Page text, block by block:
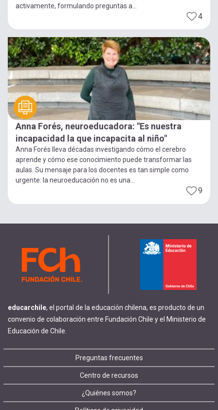
activamente, formulando preguntas a...
4
Anna Forés, neuroeducadora: "Es nuestra
incapacidad la que incapacita al niño"
Anna Forés lleva décadas investigando cómo el cerebro
aprende y cómo ese conocimiento puede transformar las
aulas. Su mensaje para los docentes es tan simple como
urgente: la neuroeducación no es una...
9
educarchile, el portal de la educación chilena, es producto de un
convenio de colaboración entre Fundación Chile y el Ministerio de
Educación de Chile.
Footer
menu
Preguntas frecuentes
Centro de recursos
¿Quiénes somos?